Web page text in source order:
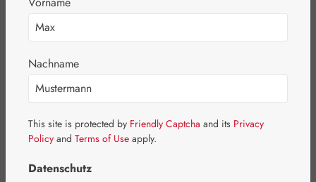
Bildergalerie überspringen
Nachname
This site is protected by Friendly Captcha and its Privacy
Policy and Terms of Use apply.
Datenschutz